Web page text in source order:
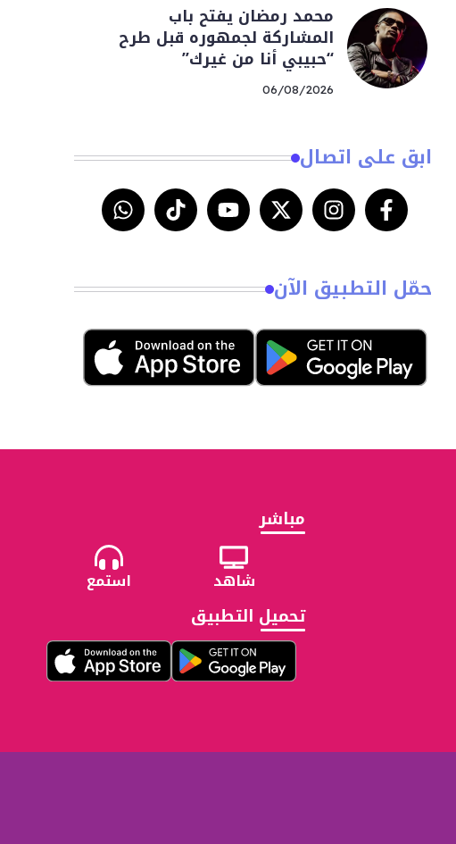
محمد رمضان يفتح باب
المشاركة لجمهوره قبل طرح
“حبيبي أنا من غيرك”
06/08/2026
ابق على اتصال
حمّل التطبيق الآن
مباشر
شاهد استمع
تحميل التطبيق